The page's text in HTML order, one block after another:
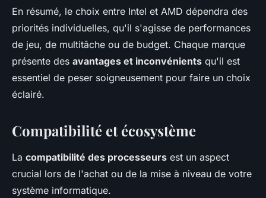
En résumé, le choix entre Intel et AMD dépendra des
priorités individuelles, qu'il s'agisse de performances
de jeu, de multitâche ou de budget. Chaque marque
présente des avantages et inconvénients qu'il est
essentiel de peser soigneusement pour faire un choix
éclairé.
Compatibilité et écosystème
La compatibilité des processeurs est un aspect
crucial lors de l'achat ou de la mise à niveau de votre
système informatique.